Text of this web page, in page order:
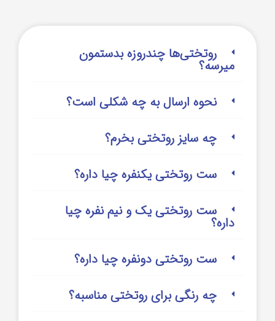
روتختی‌‌ها چندروزه بدستمون
میرسه؟
نحوه ارسال به چه شکلی است؟
چه سایز روتختی بخرم؟
ست روتختی یکنفره چیا داره؟
ست روتختی یک و نیم نفره چیا
داره؟
ست روتختی دونفره چیا داره؟
چه رنگی برای روتختی مناسبه؟